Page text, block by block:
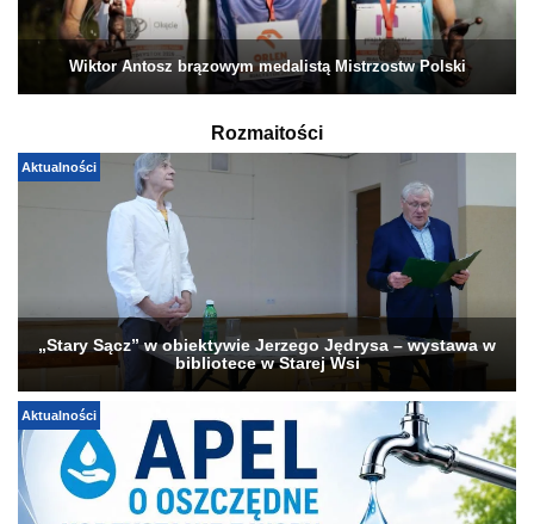
Wiktor Antosz brązowym medalistą Mistrzostw Polski
Rozmaitości
Aktualności
„Stary Sącz” w obiektywie Jerzego Jędrysa – wystawa w
bibliotece w Starej Wsi
Aktualności